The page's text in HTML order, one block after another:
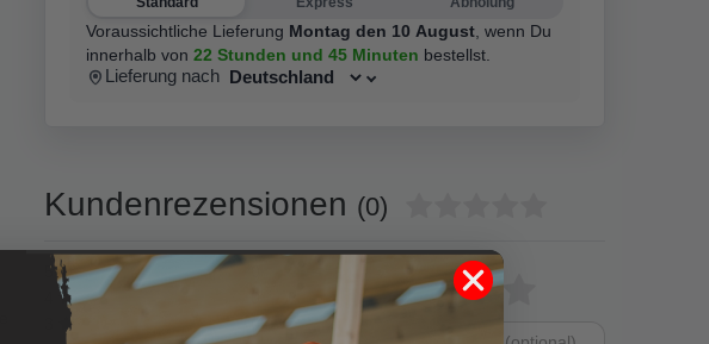
Voraussichtliche Lieferung Montag den 10 August wenn Du
innerhalb von 22 Stunden und 45 Minuten bestellst.
Lieferung nach
Kundenrezensionen (0)
5
0
Bewertungssterne
von
4
von
3
von
2
von
1
von